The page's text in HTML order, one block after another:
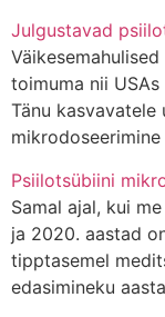
Julgustavad
toimuma nii
Tänu kasvavatele
Psiilotsübiini
Samal ajal, kui
ja 2020. aastad
tipptasemel
edasimineku